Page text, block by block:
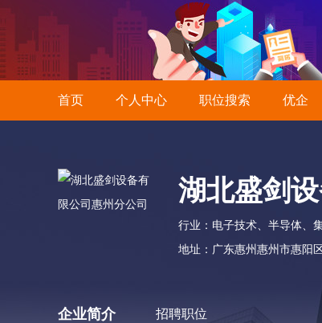
首页 个人中心 职位搜索 优企
湖北盛剑
行业：电子技术、半导体、
地址：广东惠州惠州市惠阳
企业简介 招聘职位